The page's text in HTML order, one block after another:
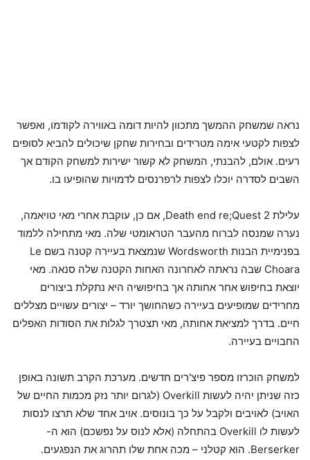
נראה שמשחק ההמשך מתכוון להיות דומה באווירה לקודמו, ואפשר
לצפות לקטעי אימה מטרידים ובחירות שחקן שיכולים להביא לסופים
רעים. אולם, להבנתי, המשחק לא קשור ישירות למשחק הקודם אך
השבים לסדרה יוכלו לצפות לרפרנסים לדמויות שהופיעו בו.
עלילת Death end re;Quest 2, אם כן, עוקבת אחרי מאי טויאמה,
נערה שמנסה לברוח מהעבר הטראומטי שלה. מאי מתחילה ללמוד
בפנימיית הבנות Wordsworth שנמצאת בעיירה קטנה בשם Le
Choara שבה נראתה לאחרונה האחות הקטנה שלה סנאה. מאי
יוצאת בחיפוש אחר אחותה אך בחיפושיה היא נתקלת ביצורים
מחרידים שמופיעים בעיירה כשהחושך יורד – יצורים עשויים מצללים
חיים. בדרך למציאת אחותה, מאי תצטרך לגלות את הסודות האפלים
החבויים בעיירה.
למשחק הוכרזו מספר פיצ'רים חדשים. מערכת הקרב תשונה באופן
כזה שניתן יהיה לעשות Overkill (לגרום יותר נזק מכמות החיים של
האויב) לאויבים ולקבל על כך בונוסים. אויב אחד שלא תרצו לנסות
לעשות לו Overkill בהתחלה (אלא לנוס על נפשכם) הוא ה-
Berserker. הוא קטלני – מכה אחת שלו תהרוג את הנפגעים.